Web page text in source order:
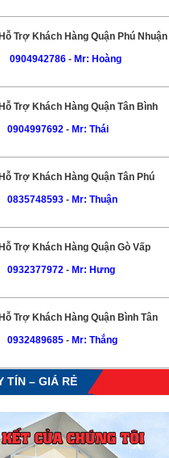
Hỗ Trợ Khách Hàng Quận Phú Nhuận
0904942786- Mr: Hoàng
Hỗ Trợ Khách Hàng Quận Tân Bình
0904997692- Mr: Thái
Hỗ Trợ Khách Hàng Quận Tân Phú
0835748593- Mr: Thuận
Hỗ Trợ Khách Hàng Quận Gò Vấp
0932377972- Mr: Hưng
Hỗ Trợ Khách Hàng Quận Bình Tân
0932489685- Mr: Thắng
TÍN – GIÁ RẺ